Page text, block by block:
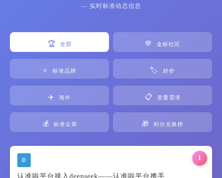
— 实时标准动态信息
🏆 全部 💬 金标社区
⭐ 标准品牌 🏷️ 好价
✈️ 海外 📋 质量需求
💰 标准众筹 🎁 积分兑换榜
1
新
认准啦平台接入deepseek——认准啦平台携手